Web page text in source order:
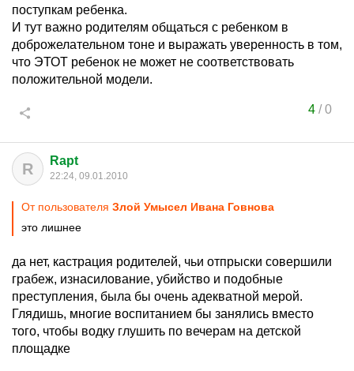
поступкам ребенка.
И тут важно родителям общаться с ребенком в
доброжелательном тоне и выражать уверенность в том,
что ЭТОТ ребенок не может не соответствовать
положительной модели.
4/0
R Rapt
22:24, 09.01.2010
От пользователя Злой Умысел Ивана Говнова
это лишнее
да нет, кастрация родителей, чьи отпрыски совершили
грабеж, изнасилование, убийство и подобные
преступления, была бы очень адекватной мерой.
Глядишь, многие воспитанием бы занялись вместо
того, чтобы водку глушить по вечерам на детской
площадке